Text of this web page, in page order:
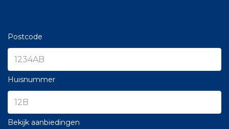
Postcode
Huisnummer
Bekijk aanbiedingen